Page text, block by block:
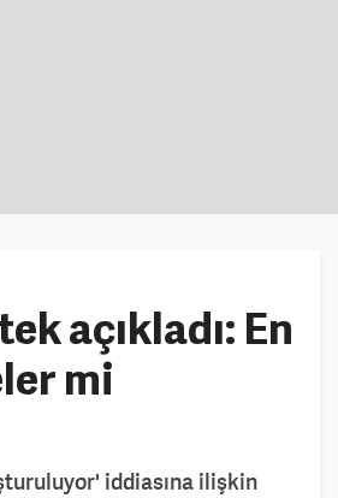
açıkladı: En
mi
iddiasına ilişkin